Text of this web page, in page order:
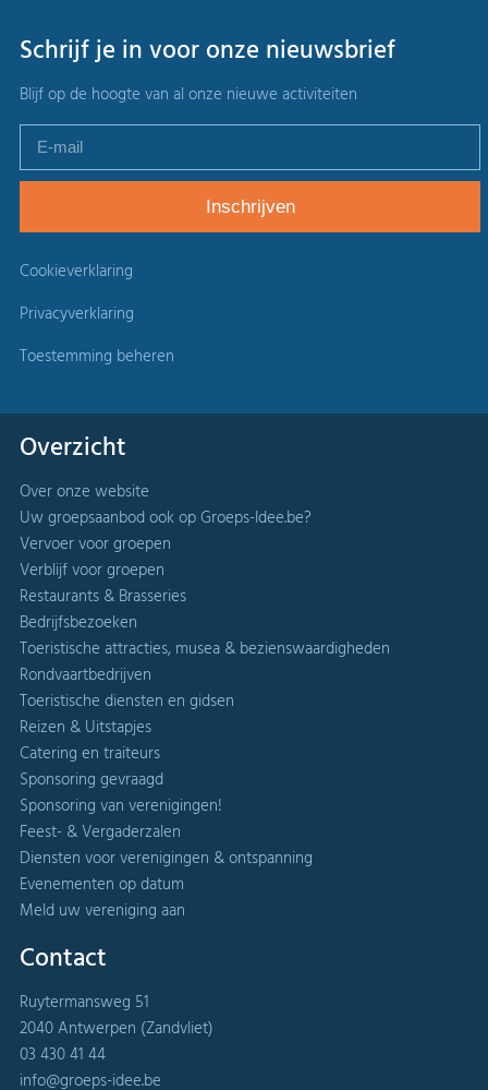
Schrijf je in voor onze nieuwsbrief
Blijf op de hoogte van al onze nieuwe activiteiten
Cookieverklaring
Privacyverklaring
Toestemming beheren
Overzicht
Over onze website
Uw groepsaanbod ook op Groeps-Idee.be?
Vervoer voor groepen
Verblijf voor groepen
Restaurants & Brasseries
Bedrijfsbezoeken
Toeristische attracties, musea & bezienswaardigheden
Rondvaartbedrijven
Toeristische diensten en gidsen
Reizen & Uitstapjes
Catering en traiteurs
Sponsoring gevraagd
Sponsoring van verenigingen!
Feest- & Vergaderzalen
Diensten voor verenigingen & ontspanning
Evenementen op datum
Meld uw vereniging aan
Contact
Ruytermansweg 51
2040 Antwerpen (Zandvliet)
03 430 41 44
info@groeps-idee.be